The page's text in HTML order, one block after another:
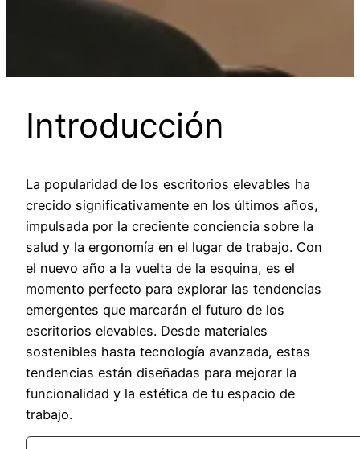
Introducción
La popularidad de los escritorios elevables ha
crecido significativamente en los últimos años,
impulsada por la creciente conciencia sobre la
salud y la ergonomía en el lugar de trabajo. Con
el nuevo año a la vuelta de la esquina, es el
momento perfecto para explorar las tendencias
emergentes que marcarán el futuro de los
escritorios elevables. Desde materiales
sostenibles hasta tecnología avanzada, estas
tendencias están diseñadas para mejorar la
funcionalidad y la estética de tu espacio de
trabajo.